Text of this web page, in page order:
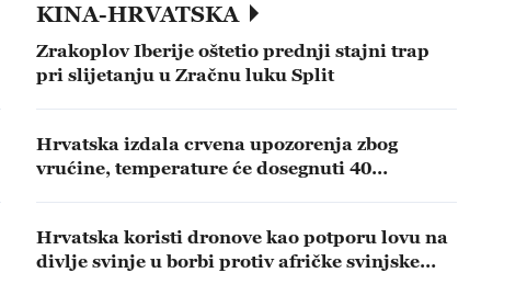
KINA-HRVATSKA
Zrakoplov Iberije oštetio prednji stajni trap
pri slijetanju u Zračnu luku Split
Hrvatska izdala crvena upozorenja zbog
vrućine, temperature će dosegnuti 40
Hrvatska koristi dronove kao potporu lovu na
divlje svinje u borbi protiv afričke svinjske